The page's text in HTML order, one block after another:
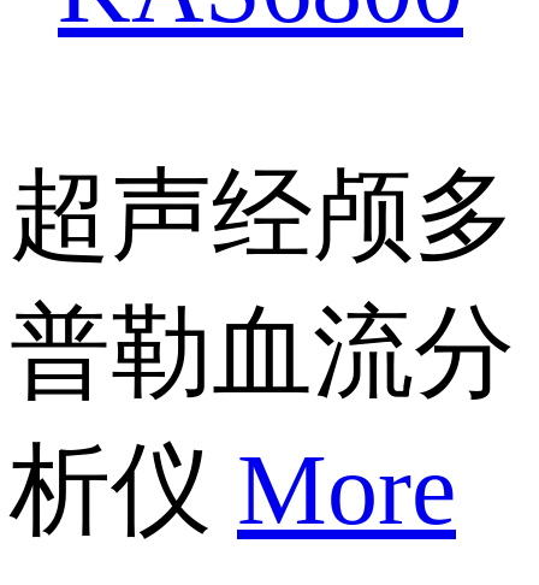
超声经颅多
普勒血流分
析仪 More